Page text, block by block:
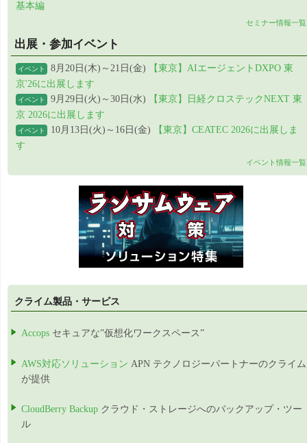
基本編
セミナー情報一覧
出展・参加イベント
イベント 8月20日(木)～21日(金)
【東京】AIエージェントDXPO 東
京'26に出展します
イベント 9月29日(火)～30日(水)
【東京】日経クロステックNEXT 東
京 2026に出展します
イベント 10月13日(火)～16日(金)
【東京】CEATEC 2026に出展しま
す
イベント情報一覧
クライム製品・サービス
Accops セキュアな”仮想化ワークスペース”
AWS対応ソリューション APN テクノロジーパートナーのクライム
が提供
CloudBerry Backup クラウド・ストレージへのバックアップ・ツー
ル